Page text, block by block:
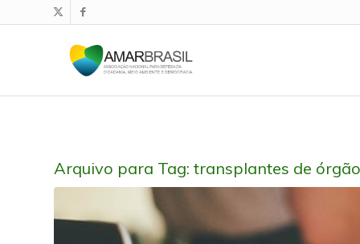
Arquivo para Tag: transplantes de